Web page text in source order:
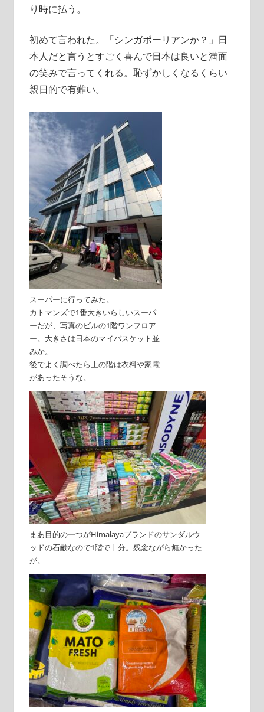
り時に払う。
初めて言われた。「シンガポーリアンか？」日
本人だと言うとすごく喜んで日本は良いと満面
の笑みで言ってくれる。恥ずかしくなるくらい
親日的で有難い。
スーパーに行ってみた。
カトマンズで1番大きいらしいスーパ
ーだが、写真のビルの1階ワンフロア
ー。大きさは日本のマイバスケット並
みか。
後でよく調べたら上の階は衣料や家電
があったそうな。
まあ目的の一つがHimalayaブランドのサンダルウ
ッドの石鹸なので1階で十分。残念ながら無かった
が。